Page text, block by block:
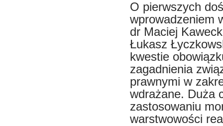
O pierwszych
wprowadzeniem
dr Maciej
Łukasz
kwestie
zagadnienia
prawnymi w
wdrażane. Duża
zastosowaniu
warstwowości